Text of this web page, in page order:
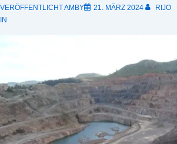
VERÖFFENTLICHT AMBY 21. MÄRZ 2024 RIJO
IN